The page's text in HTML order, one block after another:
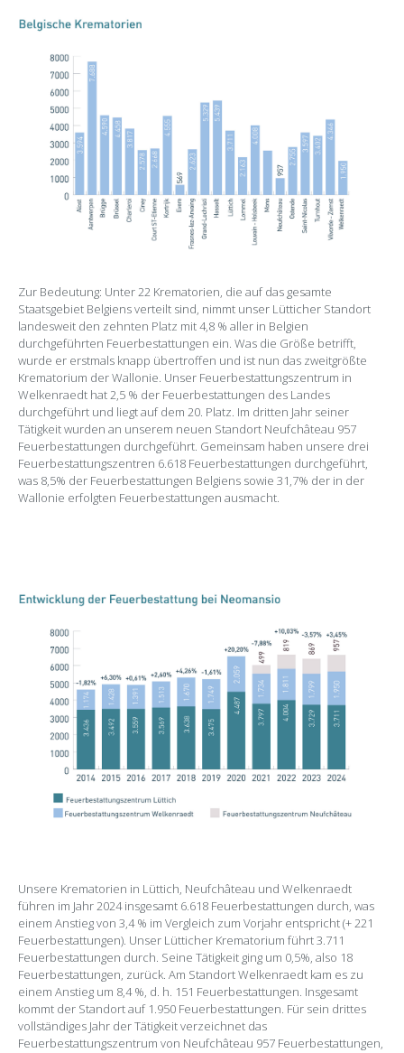
Zur Bedeutung: Unter 22 Krematorien, die auf das gesamte
Staatsgebiet Belgiens verteilt sind, nimmt unser Lütticher Standort
landesweit den zehnten Platz mit 4,8 % aller in Belgien
durchgeführten Feuerbestattungen ein. Was die Größe betrifft,
wurde er erstmals knapp übertroffen und ist nun das zweitgrößte
Krematorium der Wallonie. Unser Feuerbestattungszentrum in
Welkenraedt hat 2,5 % der Feuerbestattungen des Landes
durchgeführt und liegt auf dem 20. Platz. Im dritten Jahr seiner
Tätigkeit wurden an unserem neuen Standort Neufchâteau 957
Feuerbestattungen durchgeführt. Gemeinsam haben unsere drei
Feuerbestattungszentren 6.618 Feuerbestattungen durchgeführt,
was 8,5% der Feuerbestattungen Belgiens sowie 31,7% der in der
Wallonie erfolgten Feuerbestattungen ausmacht.
Unsere Krematorien in Lüttich, Neufchâteau und Welkenraedt
führen im Jahr 2024 insgesamt 6.618 Feuerbestattungen durch, was
einem Anstieg von 3,4 % im Vergleich zum Vorjahr entspricht (+ 221
Feuerbestattungen). Unser Lütticher Krematorium führt 3.711
Feuerbestattungen durch. Seine Tätigkeit ging um 0,5%, also 18
Feuerbestattungen, zurück. Am Standort Welkenraedt kam es zu
einem Anstieg um 8,4 %, d. h. 151 Feuerbestattungen. Insgesamt
kommt der Standort auf 1.950 Feuerbestattungen. Für sein drittes
vollständiges Jahr der Tätigkeit verzeichnet das
Feuerbestattungszentrum von Neufchâteau 957 Feuerbestattungen,